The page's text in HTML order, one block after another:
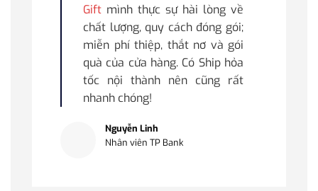
Gift mình thực sự hài lòng về
chất lượng, quy cách đóng gói;
miễn phí thiệp, thắt nơ và gói
quà của cửa hàng. Có Ship hỏa
tốc nội thành nên cũng rất
nhanh chóng!
Nguyễn Linh
Nhân viên TP Bank